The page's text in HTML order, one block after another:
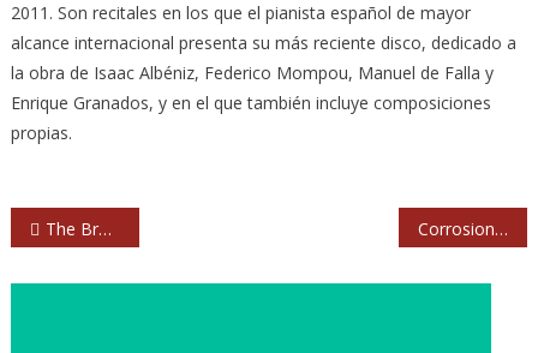
2011. Son recitales en los que el pianista español de mayor
alcance internacional presenta su más reciente disco, dedicado a
la obra de Isaac Albéniz, Federico Mompou, Manuel de Falla y
Enrique Granados, y en el que también incluye composiciones
propias.
Navegación
The Brew y sus 16 conciertos españoles Corrosion of Conformity y Church of Misery se suman al KristonFest bilbaíno